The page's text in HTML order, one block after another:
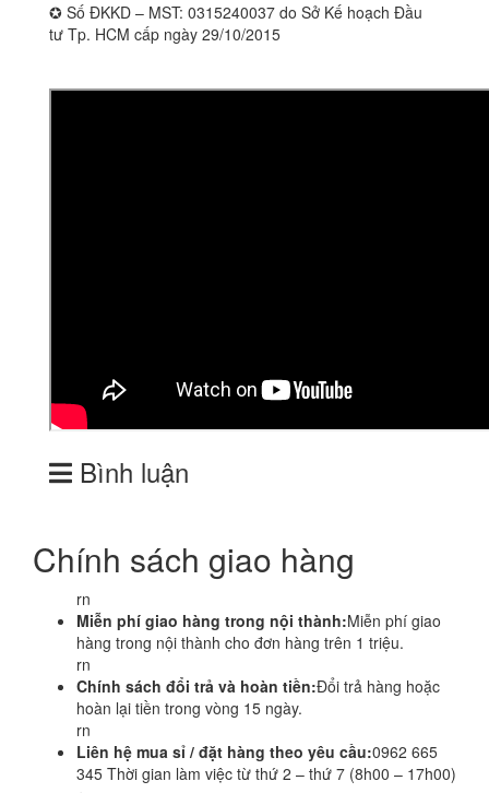
✪ Số ĐKKD – MST: 0315240037 do Sở Kế hoạch Đầu
tư Tp. HCM cấp ngày 29/10/2015
Bình luận
Chính sách giao hàng
rn
Miễn phí giao hàng trong nội thành:Miễn phí giao
hàng trong nội thành cho đơn hàng trên 1 triệu.
rn
Chính sách đổi trả và hoàn tiền:Đổi trả hàng hoặc
hoàn lại tiền trong vòng 15 ngày.
rn
Liên hệ mua sỉ / đặt hàng theo yêu cầu:0962 665
345 Thời gian làm việc từ thứ 2 – thứ 7 (8h00 – 17h00)